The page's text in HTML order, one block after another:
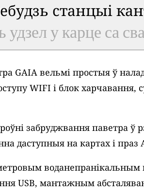
станцыі
у карце са
GAIA вельмі простыя ў
WIFI і блок
забруджвання паветра ў
даступныя на картах і праз
воданепранікальным
USB, мантажным